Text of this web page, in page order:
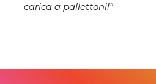
carica a pallettoni!”.